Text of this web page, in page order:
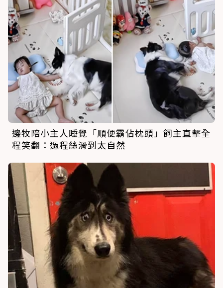
邊牧陪小主人睡覺「順便霸佔枕頭」飼主直擊全
程笑翻：過程絲滑到太自然